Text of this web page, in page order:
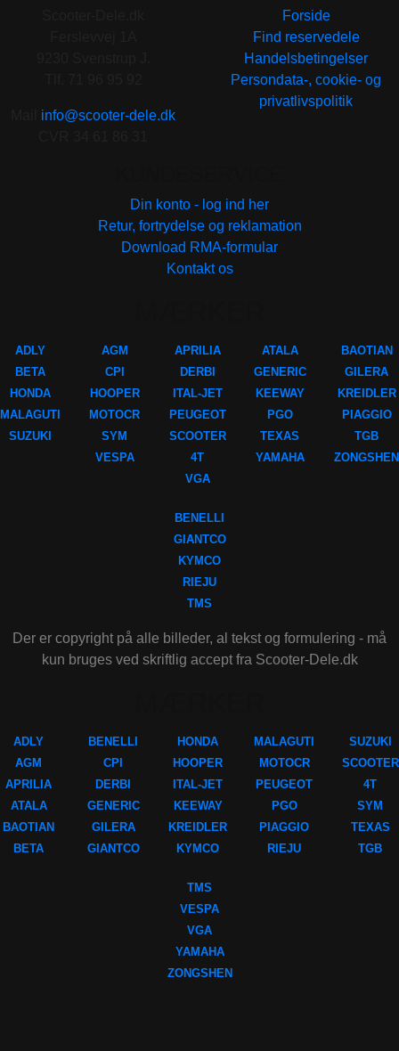
info@scooter-dele.dk
Forside
Find reservedele
Handelsbetingelser
Persondata-, cookie- og
privatlivspolitik
Din konto - log ind her
Retur, fortrydelse og reklamation
Download RMA-formular
Kontakt os
ADLY
BETA
HONDA
MALAGUTI
SUZUKI
AGM
CPI
HOOPER
MOTOCR
SYM
VESPA
APRILIA
DERBI
ITAL-JET
PEUGEOT
SCOOTER
4T
VGA
ATALA
GENERIC
KEEWAY
PGO
TEXAS
YAMAHA
BAOTIAN
GILERA
KREIDLER
PIAGGIO
TGB
ZONGSHEN
BENELLI
GIANTCO
KYMCO
RIEJU
TMS
Der er copyright på alle billeder, al tekst og formulering - må
kun bruges ved skriftlig accept fra Scooter-Dele.dk
ADLY
AGM
APRILIA
ATALA
BAOTIAN
BETA
BENELLI
CPI
DERBI
GENERIC
GILERA
GIANTCO
HONDA
HOOPER
ITAL-JET
KEEWAY
KREIDLER
KYMCO
MALAGUTI
MOTOCR
PEUGEOT
PGO
PIAGGIO
RIEJU
SUZUKI
SCOOTER
4T
SYM
TEXAS
TGB
TMS
VESPA
VGA
YAMAHA
ZONGSHEN